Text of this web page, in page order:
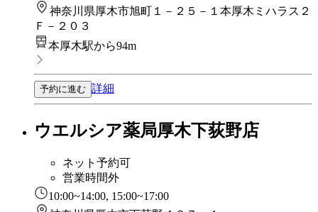
神奈川県厚木市旭町１－２５－１本厚木ミハラス２
Ｆ－２０３
本厚木駅から94m
予約に進む 詳細
ウエルシア薬局厚木下荻野店
ネット予約可
営業時間外
10:00~14:00, 15:00~17:00